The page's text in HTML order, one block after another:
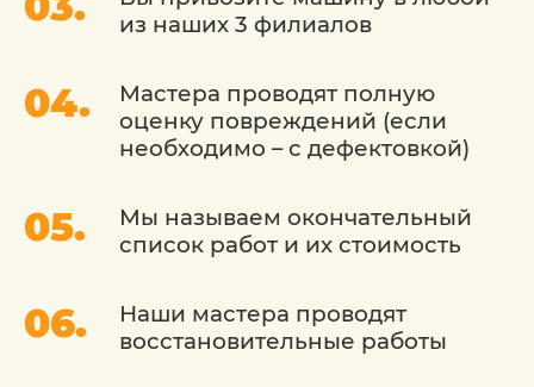
инструментами, что позволяет нам
Гарантия качества: Мы уверены в качестве
наших услуг и предоставляем гарантию на
выполненную работу.
Сервис «Детейлингофъ» - это место, где
ваш автомобиль будет восстановлен до
сохранить его внешний вид и ценность,
что позволит вам наслаждаться
из наших 3 филиалов
Мастера проводят полную
оценку повреждений (если
необходимо – с дефектовкой)
Мы называем окончательный
список работ и их стоимость
Наши мастера проводят
восстановительные работы